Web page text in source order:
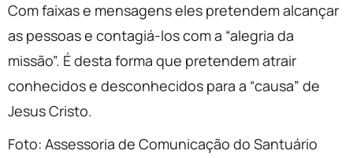
Com faixas e mensagens eles pretendem alcançar
as pessoas e contagiá-los com a “alegria da
missão”. É desta forma que pretendem atrair
conhecidos e desconhecidos para a “causa” de
Jesus Cristo.
Foto: Assessoria de Comunicação do Santuário